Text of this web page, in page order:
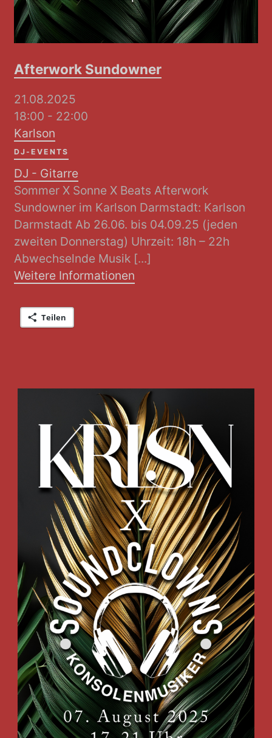
Afterwork Sundowner
21.08.2025
18:00 - 22:00
Karlson
DJ-EVENTS
DJ - Gitarre
Sommer X Sonne X Beats Afterwork
Sundowner im Karlson Darmstadt: Karlson
Darmstadt Ab 26.06. bis 04.09.25 (jeden
zweiten Donnerstag) Uhrzeit: 18h – 22h
Abwechselnde Musik [...]
Weitere Informationen
Teilen